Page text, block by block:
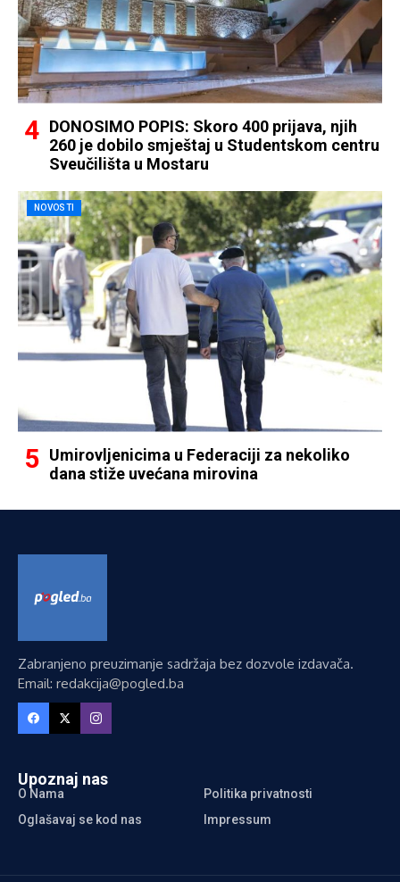
DONOSIMO POPIS: Skoro 400 prijava, njih
260 je dobilo smještaj u Studentskom centru
Sveučilišta u Mostaru
NOVOSTI
Umirovljenicima u Federaciji za nekoliko
dana stiže uvećana mirovina
Zabranjeno preuzimanje sadržaja bez dozvole izdavača.
Email: redakcija@pogled.ba
Upoznaj nas
O Nama
Politika privatnosti
Oglašavaj se kod nas
Impressum